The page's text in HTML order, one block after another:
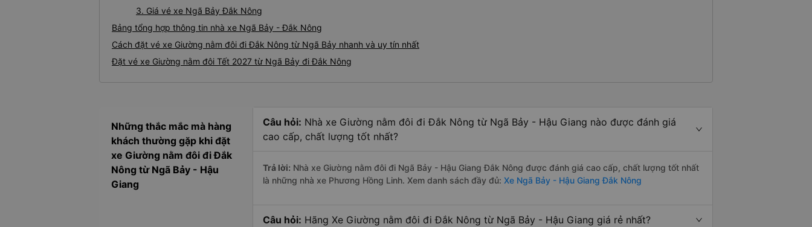
3. Giá vé xe Ngã Bảy Đắk Nông
Bảng tổng hợp thông tin nhà xe Ngã Bảy - Đắk Nông
Cách đặt vé xe Giường nằm đôi đi Đắk Nông từ Ngã Bảy nhanh và uy tín nhất
Đặt vé xe Giường nằm đôi Tết 2027 từ Ngã Bảy đi Đắk Nông
Những thắc mắc mà hàng
khách thường gặp khi đặt
xe Giường nằm đôi đi Đắk
Nông từ Ngã Bảy - Hậu
Giang
Câu hỏi: Nhà xe Giường nằm đôi đi Đắk Nông từ Ngã Bảy - Hậu Giang nào được đánh giá
cao cấp, chất lượng tốt nhất?
Trả lời: Nhà xe Giường nằm đôi đi Ngã Bảy - Hậu Giang Đắk Nông được đánh giá cao cấp, chất lượng tốt nhất
là những nhà xe Phương Hồng Linh. Xem danh sách đầy đủ: Xe Ngã Bảy - Hậu Giang Đắk Nông
Câu hỏi: Hãng Xe Giường nằm đôi đi Đắk Nông từ Ngã Bảy - Hậu Giang giá rẻ nhất?